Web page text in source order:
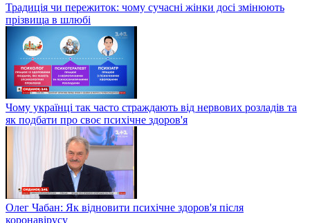
Традиція чи пережиток: чому сучасні жінки досі змінюють
прізвища в шлюбі
Чому українці так часто страждають від нервових розладів та
як подбати про своє психічне здоров'я
Олег Чабан: Як відновити психічне здоров'я після
коронавірусу